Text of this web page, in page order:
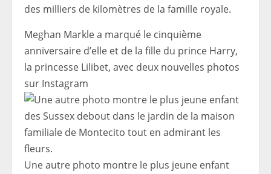
des milliers de kilomètres de la famille royale.
Meghan Markle a marqué le cinquième
anniversaire d’elle et de la fille du prince Harry,
la princesse Lilibet, avec deux nouvelles photos
sur Instagram
Une autre photo montre le plus jeune enfant